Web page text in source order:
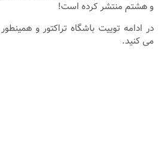
و هشتم منتشر کرده است!
در ادامه توییت باشگاه تراکتور و
می کنید.